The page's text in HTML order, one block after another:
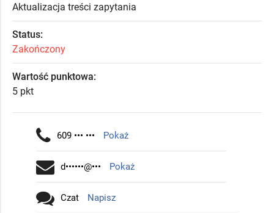
Aktualizacja treści zapytania
Status:
Zakończony
Wartość punktowa:
5 pkt
609 ••• ••• Pokaż
d••••••@••• Pokaż
Czat Napisz